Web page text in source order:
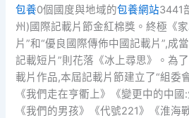
包養0個國度與地域的包養網站3441
州)國際記載片節金紅棉獎。終極《
片”和“優良國際傳佈中國記載片”,成
記載短片”則花落《冰上尋思》。為
載片作品,本屆記載片節建立了“組委
《我們走在亨衢上》《變更中的中國
《我們的男孩》《代號221》《淮海